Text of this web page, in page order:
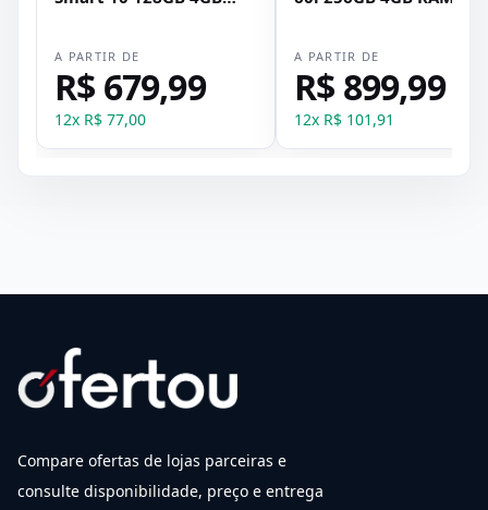
A PARTIR DE
R$ 679,99
12x R$ 77,00
A PARTIR DE
R$ 899,99
12x R$ 101,91
Compare ofertas de lojas parceiras e
consulte disponibilidade, preço e entrega